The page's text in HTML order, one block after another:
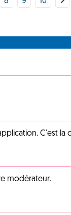
C'est la
modérateur.